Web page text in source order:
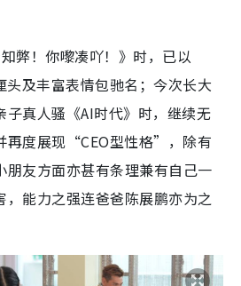
弊！你嚟凑吖！》时，已以
及丰富表情包驰名；今次长大
子真人骚《AI时代》时，继续无
再度展现“CEO型性格”，除有
朋友方面亦甚有条理兼有自己一
，能力之强连爸爸陈展鹏亦为之